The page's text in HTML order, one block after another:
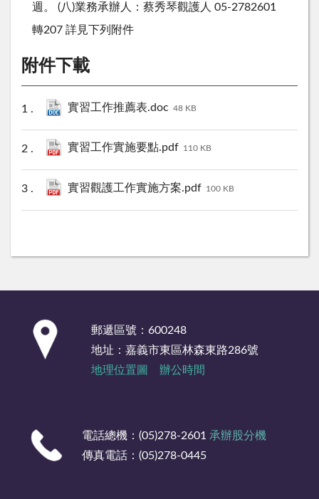
週。 (八)業務承辦人：蔡秀琴觀護人 05-2782601
轉207 詳見下列附件
附件下載
實習工作推薦表.doc 48 KB
實習工作實施要點.pdf 110 KB
實習觀護工作實施方案.pdf 100 KB
郵遞區號：600248
地址：嘉義市東區林森東路286號
地理位置圖
辦公時間
電話總機：(05)278-2601 承辦股分機
傳真電話：(05)278-0445